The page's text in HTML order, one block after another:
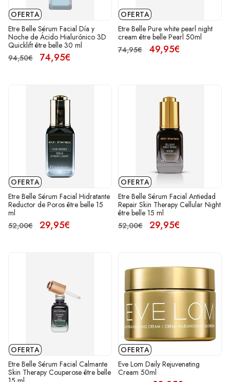
OFERTA
Etre Belle Sérum Facial Día y
Noche de Ácido Hialurónico 3D
Quicklift être belle 30 ml
94,50€
74,95€
OFERTA
Etre Belle Pure white pearl night
cream être belle Pearl 50ml
74,95€
49,95€
OFERTA
Etre Belle Sérum Facial Hidratante
Reductor de Poros être belle 15
ml
52,00€
29,95€
OFERTA
Etre Belle Sérum Facial Antiedad
Repair Skin Therapy Cellular Night
être belle 15 ml
52,00€
29,95€
OFERTA
Etre Belle Sérum Facial Calmante
Skin Therapy Couperose être belle
OFERTA
Eve Lom Daily Rejuvenating
Cream 50ml